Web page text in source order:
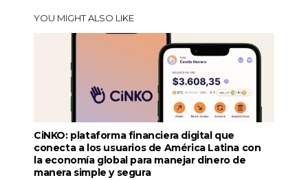
YOU MIGHT ALSO LIKE
CiNKO: plataforma financiera digital que
conecta a los usuarios de América Latina con
la economía global para manejar dinero de
manera simple y segura